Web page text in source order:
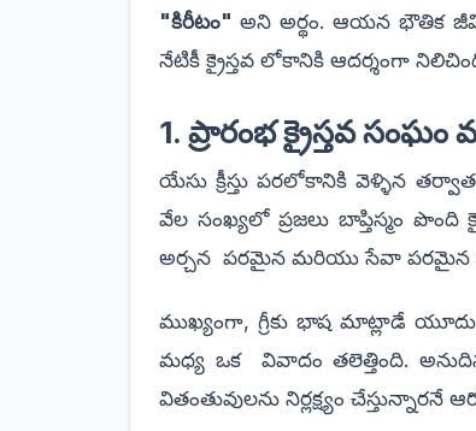
"కిరీటం" అని అర్థం. ఆయన భౌతిక
నేటికీ క్రైస్తవ లోకానికి ఆదర్శంగా
1. ప్రారంభ క్రైస్తవ సంఘం
యేసు క్రీస్తు పరలోకానికి వెళ్ళిన
వేల సంఖ్యలో ప్రజలు బాప్తిస్మం
అర్చన పరమైన మరియు సేవా పరమైన
ముఖ్యంగా, గ్రీకు భాష మాట్లాడే
మధ్య ఒక వివాదం తలెత్తింది.
వితంతువులను నిర్లక్ష్యం